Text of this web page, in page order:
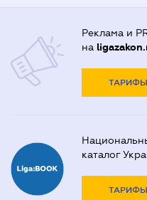
Реклама и
на
ТАРИФЫ
каталог
ТАРИФЫ